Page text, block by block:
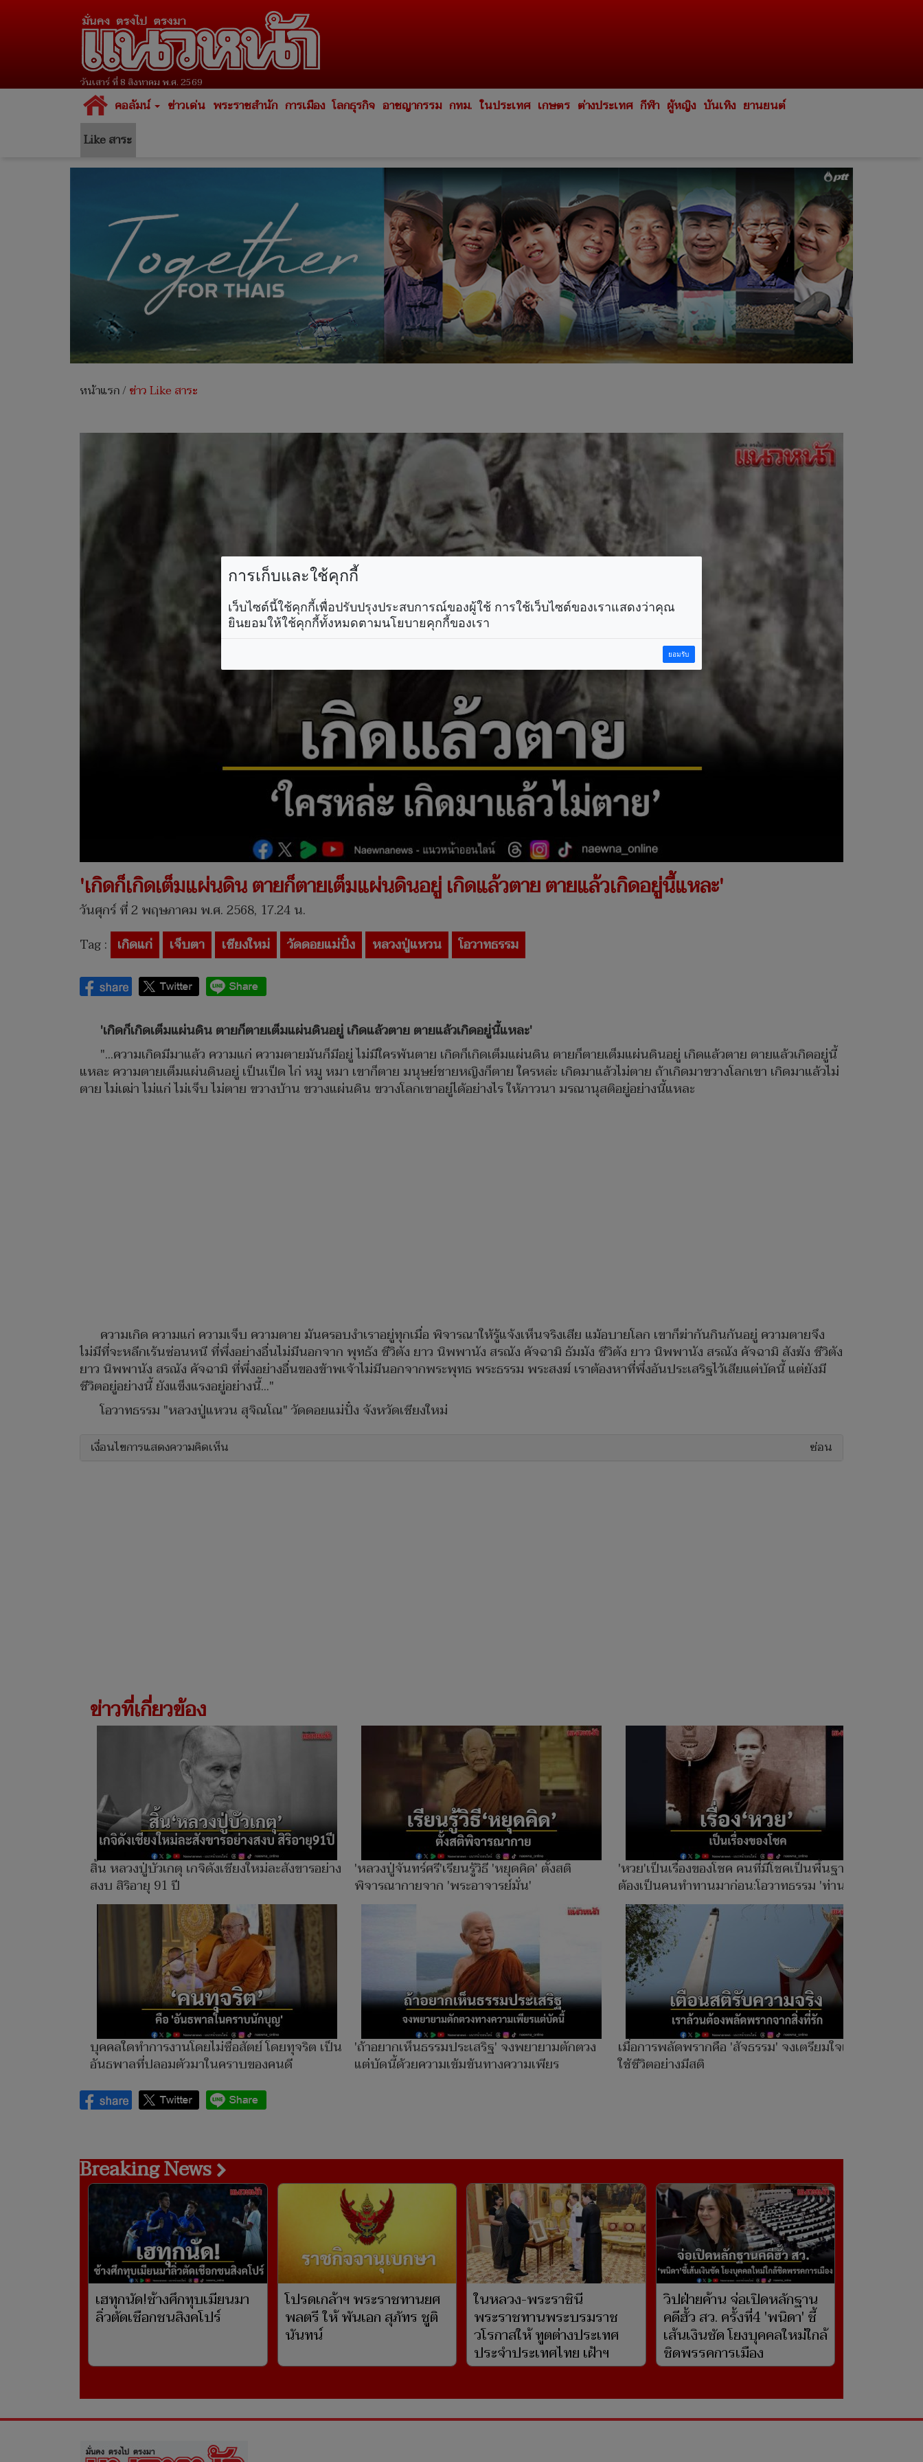
วันเสาร์ ที่ 8 สิงหาคม พ.ศ. 2569
คอลัมน์ ข่าวเด่น พระราชสำนัก การเมือง โลกธุรกิจ อาชญากรรม กทม. ในประเทศ เกษตร ต่างประเทศ กีฬา ผู้หญิง บันเทิง ยานยนต์
Like สาระ
หน้าแรก/ข่าว Like สาระ
'เกิดก็เกิดเต็มแผ่นดิน ตายก็ตายเต็มแผ่นดินอยู่ เกิดแล้วตาย ตายแล้วเกิดอยู่นี้แหละ'
วันศุกร์ ที่ 2 พฤษภาคม พ.ศ. 2568, 17.24 น.
Tag : เกิดแก่ เจ็บตา เชียงใหม่ วัดดอยแม่ปั๋ง หลวงปู่แหวน โอวาทธรรม
'เกิดก็เกิดเต็มแผ่นดิน ตายก็ตายเต็มแผ่นดินอยู่ เกิดแล้วตาย ตายแล้วเกิดอยู่นี้แหละ'
"...ความเกิดมีมาแล้ว ความแก่ ความตายมันก็มีอยู่ ไม่มีใครพ้นตาย เกิดก็เกิดเต็มแผ่นดิน ตายก็ตายเต็มแผ่นดินอยู่ เกิดแล้วตาย ตายแล้วเกิดอยู่นี้
แหละ ความตายเต็มแผ่นดินอยู่ เป็นเป็ด ไก่ หมู หมา เขาก็ตาย มนุษย์ชายหญิงก็ตาย ใครหล่ะ เกิดมาแล้วไม่ตาย ถ้าเกิดมาขวางโลกเขา เกิดมาแล้วไม่
ตาย ไม่เฒ่า ไม่แก่ ไม่เจ็บ ไม่ตาย ขวางบ้าน ขวางแผ่นดิน ขวางโลกเขาอยู่ได้อย่างไร ให้ภาวนา มรณานุสติอยู่อย่างนี้แหละ
ความเกิด ความแก่ ความเจ็บ ความตาย มันครอบงำเราอยู่ทุกเมื่อ พิจารณาให้รู้แจ้งเห็นจริงเสีย แม้อบายโลก เขาก็ฆ่ากันกินกันอยู่ ความตายจึง
ไม่มีที่จะหลีกเร้นซ่อนหนี ที่พึ่งอย่างอื่นไม่มีนอกจาก พุทธัง ชีวิตัง ยาว นิพพานัง สรณัง คัจฉามิ ธัมมัง ชีวิตัง ยาว นิพพานัง สรณัง คัจฉามิ สังฆัง ชีวิตัง
ยาว นิพพานัง สรณัง คัจฉามิ ที่พึ่งอย่างอื่นของข้าพเจ้าไม่มีนอกจากพระพุทธ พระธรรม พระสงฆ์ เราต้องหาที่พึ่งอันประเสริฐไว้เสียแต่บัดนี้ แต่ยังมี
ชีวิตอยู่อย่างนี้ ยังแข็งแรงอยู่อย่างนี้..."
โอวาทธรรม "หลวงปู่แหวน สุจิณโณ" วัดดอยแม่ปั๋ง จังหวัดเชียงใหม่
เงื่อนไขการแสดงความคิดเห็น ซ่อน
ข่าวที่เกี่ยวข้อง
สิ้น หลวงปู่บัวเกตุ เกจิดังเชียงใหม่ละสังขารอย่าง
สงบ สิริอายุ 91 ปี
'หลวงปู่จันทร์ศรี'เรียนรู้วิธี 'หยุดคิด' ตั้งสติ
พิจารณากายจาก 'พระอาจารย์มั่น'
'หวย'เป็นเรื่องของโชค คนที่มีโชคเป็นพื้นฐาน
ต้องเป็นคนทำทานมาก่อน:โอวาทธรรม 'ท่านพ่อลี'
บุคคลใดทำการงานโดยไม่ซื่อสัตย์ โดยทุจริต เป็น
อันธพาลที่ปลอมตัวมาในคราบของคนดี
'ถ้าอยากเห็นธรรมประเสริฐ' จงพยายามตักตวง
แต่บัดนี้ด้วยความเข้มข้นทางความเพียร
เมื่อการพลัดพรากคือ 'สัจธรรม' จงเตรียมใจและ
ใช้ชีวิตอย่างมีสติ
Breaking News
เฮทุกนัด!ช้างศึกทุบเมียนมา
ลิ่วตัดเชือกชนสิงคโปร์
โปรดเกล้าฯ พระราชทานยศ
พลตรี ให้ พันเอก สุภัทร ชูติ
นันทน์
ในหลวง-พระราชินี
พระราชทานพระบรมราช
วโรกาสให้ ทูตต่างประเทศ
ประจำประเทศไทย เฝ้าฯ
วิปฝ่ายค้าน จ่อเปิดหลักฐาน
คดีฮั้ว สว. ครั้งที่4 'พนิดา' ชี้
เส้นเงินชัด โยงบุคคลใหม่ใกล้
ชิดพรรคการเมือง
การเก็บและใช้คุกกี้
เว็บไซต์นี้ใช้คุกกี้เพื่อปรับปรุงประสบการณ์ของผู้ใช้ การใช้เว็บไซต์ของเราแสดงว่าคุณ
ยินยอมให้ใช้คุกกี้ทั้งหมดตามนโยบายคุกกี้ของเรา
ยอมรับ